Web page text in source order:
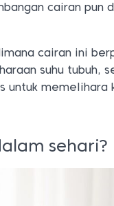
cairan pun
cairan ini
suhu tubuh,
untuk memelihara
sehari?